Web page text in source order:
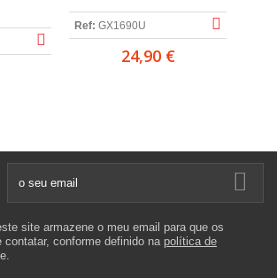
Ref: GX1690U
24,90 €
site armazene o meu email para que os
contatar, conforme definido na política de